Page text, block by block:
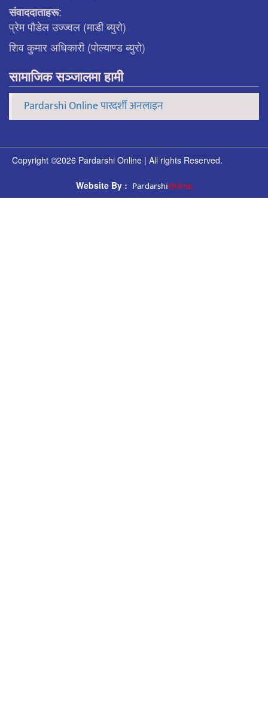
संवाददाताहरू:
प्रेम पौडेल उज्ज्वल (माडी ब्युरो)
शिव कुमार अधिकारी (पोल्याण्ड ब्युरो)
सामाजिक सञ्जालमा हामी
Pardarshi Online पारदर्शी अनलाइन
Copyright ©2026 Pardarshi Online | All rights Reserved.
Website By : PardarshiOnline.